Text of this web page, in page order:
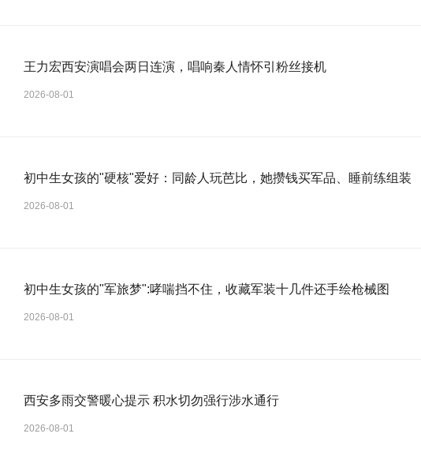
王力宏西安演唱会两日连演，唱响秦人情怀引粉丝接机
2026-08-01
初中生女孩的"硬核"爱好：同龄人玩芭比，她攒钱买军品、睡前练组装
2026-08-01
初中生女孩的"军旅梦":哮喘挡不住，收藏军装十几件还手绘枪械图
2026-08-01
西安多雨交警暖心提示 积水切勿强行涉水通行
2026-08-01